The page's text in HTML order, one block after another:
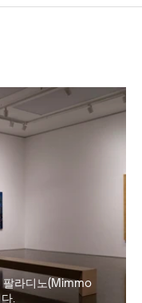
팔라디노(Mimmo
.